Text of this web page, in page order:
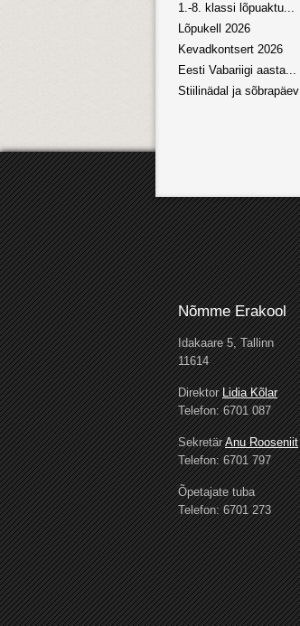
1.-8. klassi lõpuaktu...
Lõpukell 2026
Kevadkontsert 2026
Eesti Vabariigi aasta...
Stiilinädal ja sõbrapäev
Nõmme Erakool
Idakaare 5, Tallinn
11614
DirektorLidia Kõlar
Telefon: 6701 087
SekretärAnu Rooseniit
Telefon: 6701 797
Õpetajate tuba
Telefon: 6701 273